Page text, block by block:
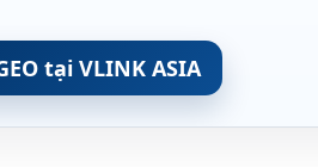
tại VLINK ASIA